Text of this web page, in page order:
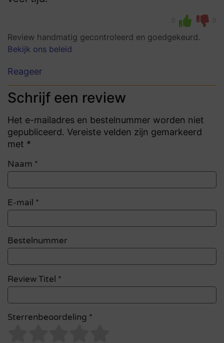
0 0
Review handmatig gecontroleerd en goedgekeurd.
Bekijk ons beleid
Reageer
Schrijf een review
Het e-mailadres en bestelnummer worden niet
gepubliceerd. Vereiste velden zijn gemarkeerd
met *
Naam *
E-mail *
Bestelnummer
Review Titel *
Sterrenbeoordeling *